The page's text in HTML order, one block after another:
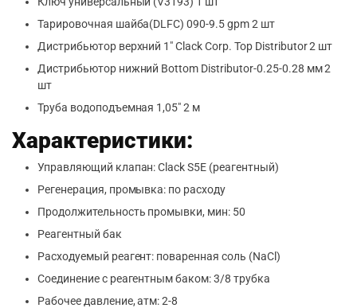
Тарировочная шайба(DLFC) 090-9.5 gpm 2 шт
Дистрибьютор верхний 1″ Clack Corp. Top Distributor 2 шт
Дистрибьютор нижний Bottom Distributor-0.25-0.28 мм 2
шт
Труба водоподъемная 1,05″ 2 м
Характеристики:
Управляющий клапан: Сlack S5E (реагентный)
Регенерация, промывка: по расходу
Продолжительность промывки, мин: 50
Реагентный бак
Расходуемый реагент: поваренная соль (NaCl)
Соединение с реагентным баком: 3/8 трубка
Рабочее давление, атм: 2-8